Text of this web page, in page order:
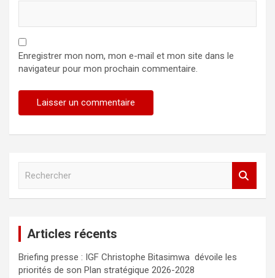
Enregistrer mon nom, mon e-mail et mon site dans le
navigateur pour mon prochain commentaire.
h
e
Articles récents
Briefing presse : IGF Christophe Bitasimwa dévoile les
priorités de son Plan stratégique 2026-2028